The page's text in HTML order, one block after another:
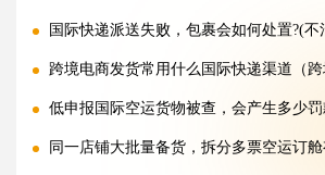
国际快递派送失败，包裹会如何处置?(不清
跨境电商发货常用什么国际快递渠道（跨境电商
低申报国际空运货物被查，会产生多少
同一店铺大批量备货，拆分多票空运订舱有什么好处